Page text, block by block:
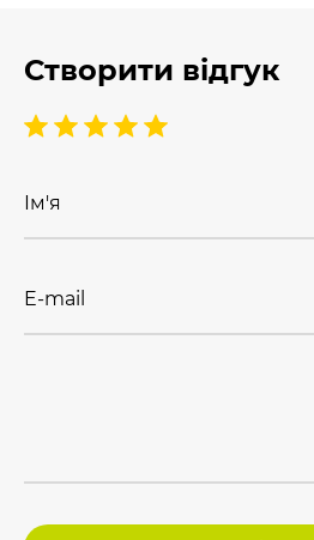
Створити відгук
Ім'я
E-mail